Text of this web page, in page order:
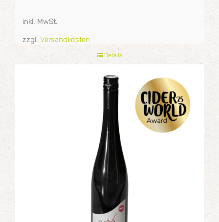
inkl. MwSt.
zzgl. Versandkosten
Details